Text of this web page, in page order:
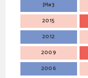
JM#3
2015
2012
2009
2006